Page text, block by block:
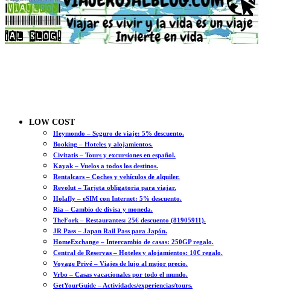
LOW COST
Heymondo – Seguro de viaje: 5% descuento.
Booking – Hoteles y alojamientos.
Civitatis – Tours y excursiones en español.
Kayak – Vuelos a todos los destinos.
Rentalcars – Coches y vehículos de alquiler.
Revolut – Tarjeta obligatoria para viajar.
Holafly – eSIM con Internet: 5% descuento.
Ria – Cambio de divisa y moneda.
TheFork – Restaurantes: 25€ descuento (81905911).
JR Pass – Japan Rail Pass para Japón.
HomeExchange – Intercambio de casas: 250GP regalo.
Central de Reservas – Hoteles y alojamientos: 10€ regalo.
Voyage Privé – Viajes de lujo al mejor precio.
Vrbo – Casas vacacionales por todo el mundo.
GetYourGuide – Actividades/experiencias/tours.